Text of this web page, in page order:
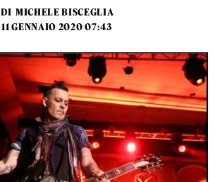
DI MICHELE BISCEGLIA
11 GENNAIO 2020 07:43